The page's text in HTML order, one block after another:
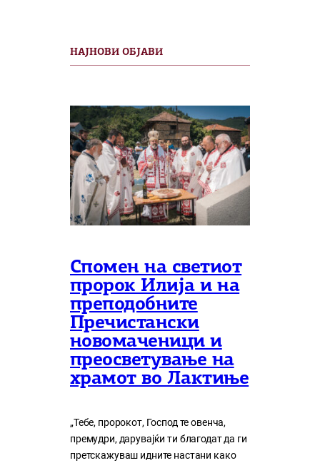
НАЈНОВИ ОБЈАВИ
Спомен на светиот
пророк Илија и на
преподобните
Пречистански
новомаченици и
преосветување на
храмот во Лактиње
„Тебе, пророкот, Господ те овенча,
премудри, дарувајќи ти благодат да ги
претскажуваш идните настани како